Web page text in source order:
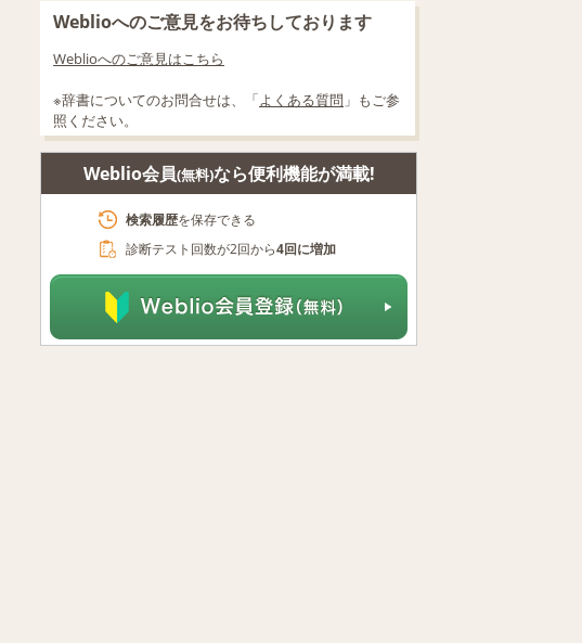
Weblioへのご意見をお待ちしております
Weblioへのご意見はこちら
※辞書についてのお問合せは、「よくある質問 」もご参
照ください。
Weblio会員(無料)なら便利機能が満載!
検索履歴を保存できる
診断テスト回数が2回から4回に増加